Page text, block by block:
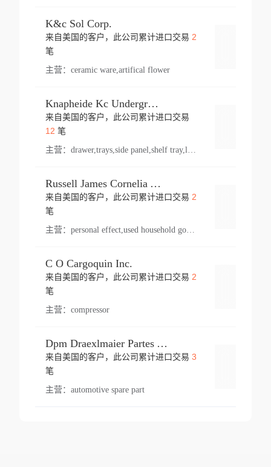
K&c Sol Corp.
来自美国的客户，此公司累计进口交易 2
笔
主营： ceramic ware,artifical flower
Knapheide Kc Underground
来自美国的客户，此公司累计进口交易
12 笔
主营：
Russell James Cornelia Arlington Va
来自美国的客户，此公司累计进口交易 2
笔
主营： personal effect,used household goods
C O Cargoquin Inc.
来自美国的客户，此公司累计进口交易 2
笔
主营： compressor
Dpm Draexlmaier Partes Automotrices Corr Ind Huejotzingo
来自美国的客户，此公司累计进口交易 3
笔
主营： automotive spare part